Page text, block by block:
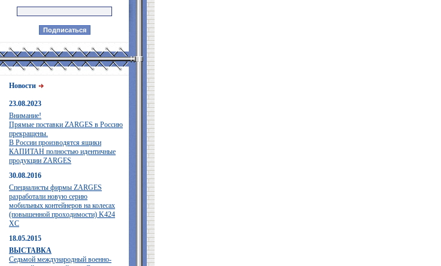
Новости
23.08.2023
Внимание!
Прямые поставки ZARGES в Россию
прекращены.
В России производятся ящики
КАПИТАН полностью идентичные
продукции ZARGES
30.08.2016
Специалисты фирмы ZARGES
разработали новую серию
мобильных контейнеров на колесах
(повышенной проходимости) K424
XC
18.05.2015
ВЫСТАВКА
Седьмой международный военно-